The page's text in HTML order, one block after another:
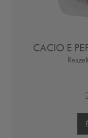
CACIO E